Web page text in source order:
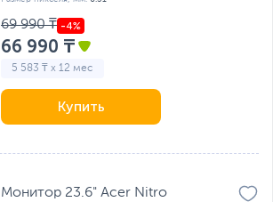
69 990 ₸
66 990 ₸
5 583 ₸ x 12 мес
Купить
Монитор 23.6" Acer Nitro